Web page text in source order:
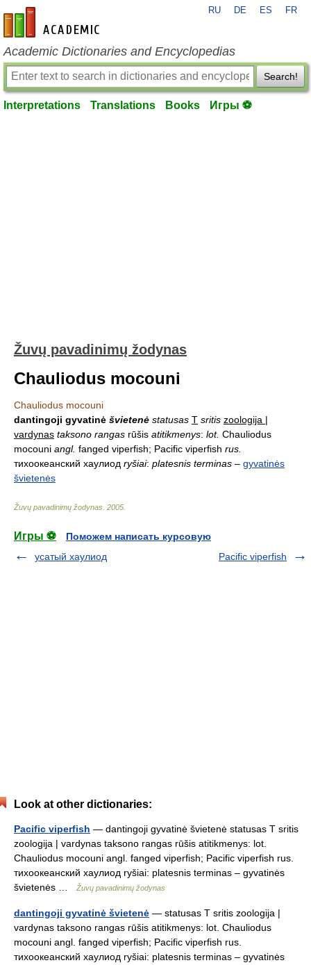
en-academic.com
RU DE ES FR
Academic Dictionaries and Encyclopedias
Search!
Interpretations Translations Books Игры ⚽
Žuvų pavadinimų žodynas
Chauliodus mocouni
Chauliodus mocouni
dantingoji gyvatinė švietenė statusas T sritis zoologija |
vardynas taksono rangas rūšis atitikmenys: lot. Chauliodus
mocouni angl. fanged viperfish; Pacific viperfish rus.
тихоокеанский хаулиод ryšiai: platesnis terminas – gyvatinės
švietenės
Žuvų pavadinimų žodynas 2005
Игры ⚽
Поможем написать курсовую
усатый хаулиод
Pacific viperfish
Look at other dictionaries:
Pacific viperfish — dantingoji gyvatinė švietenė statusas T sritis
zoologija | vardynas taksono rangas rūšis atitikmenys: lot.
Chauliodus mocouni angl. fanged viperfish; Pacific viperfish rus.
тихоокеанский хаулиод ryšiai: platesnis terminas – gyvatinės
švietenės …
Žuvų pavadinimų žodynas
dantingoji gyvatinė švietenė — statusas T sritis zoologija |
vardynas taksono rangas rūšis atitikmenys: lot. Chauliodus
mocouni angl. fanged viperfish; Pacific viperfish rus.
тихоокеанский хаулиод ryšiai: platesnis terminas – gyvatinės